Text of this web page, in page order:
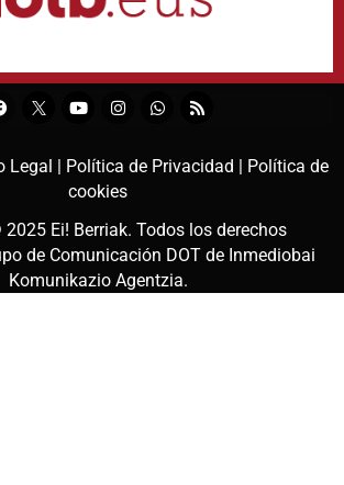
Legal | Política de Privacidad | Política de
cookies
2025 Ei! Berriak. Todos los derechos
de Comunicación DOT de Inmediobai
Komunikazio Agentzia.